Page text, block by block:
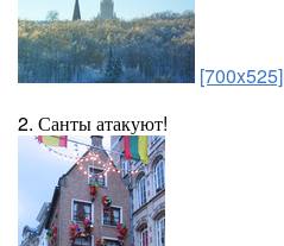
[700x525]
2. Санты атакуют!